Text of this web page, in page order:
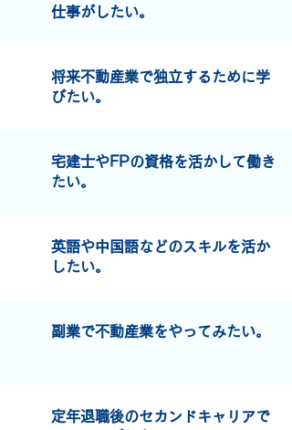
仕事がしたい。
将来不動産業で独立するために学
びたい。
宅建士やFPの資格を活かして働き
たい。
英語や中国語などのスキルを活か
したい。
副業で不動産業をやってみたい。
定年退職後のセカンドキャリアで